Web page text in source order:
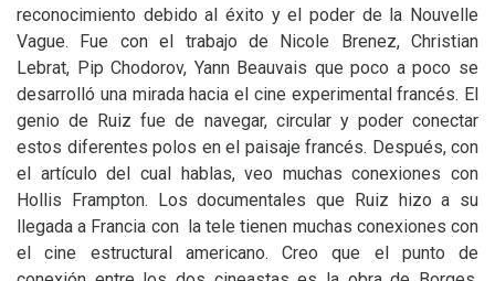
reconocimiento debido al éxito y el poder de la Nouvelle
Vague. Fue con el trabajo de Nicole Brenez, Christian
Lebrat, Pip Chodorov, Yann Beauvais que poco a poco se
desarrolló una mirada hacia el cine experimental francés. El
genio de Ruiz fue de navegar, circular y poder conectar
estos diferentes polos en el paisaje francés. Después, con
el artículo del cual hablas, veo muchas conexiones con
Hollis Frampton. Los documentales que Ruiz hizo a su
llegada a Francia con la tele tienen muchas conexiones con
el cine estructural americano. Creo que el punto de